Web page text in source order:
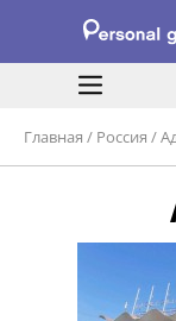
Главная / Россия /